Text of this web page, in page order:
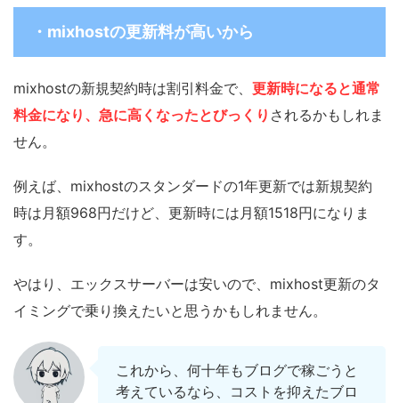
・mixhostの更新料が高いから
mixhostの新規契約時は割引料金で、 更新時になると通常
料金になり、急に高くなったとびっくり されるかもしれま
せん。
例えば、mixhostのスタンダードの1年更新では新規契約
時は月額968円だけど、更新時には月額1518円になりま
す。
やはり、エックスサーバーは安いので、mixhost更新のタ
イミングで乗り換えたいと思うかもしれません。
これから、何十年もブログで稼ごうと
考えているなら、コストを抑えたブロ